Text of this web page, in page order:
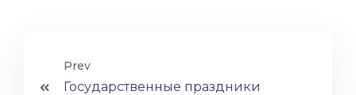
Prev
Государственные праздники